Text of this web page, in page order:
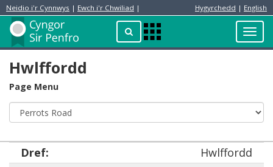
Neidio i'r Cynnwys | Ewch i'r Chwiliad | Hygyrchedd | English
ChwilioApps
Menu
Preswylydd
Hwlffordd
Page Menu
Dref:
Hwlffordd